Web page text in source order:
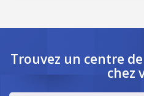
Trouvez un centre
chez